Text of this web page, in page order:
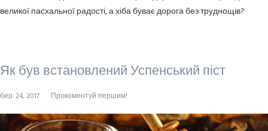
великої пасхальної радості, а хіба буває дорога без труднощів?
Як був встановлений Успенський піст
бер. 24, 2017 Прокоментуй першим!